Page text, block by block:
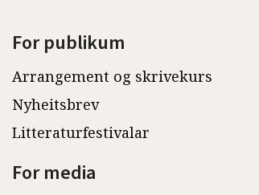
For publikum
Arrangement og skrivekurs
Nyheitsbrev
Litteraturfestivalar
For media